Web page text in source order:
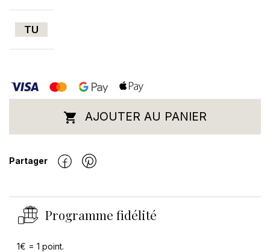
TU
 AJOUTER AU PANIER
Partager
Programme fidélité
1€ = 1 point.